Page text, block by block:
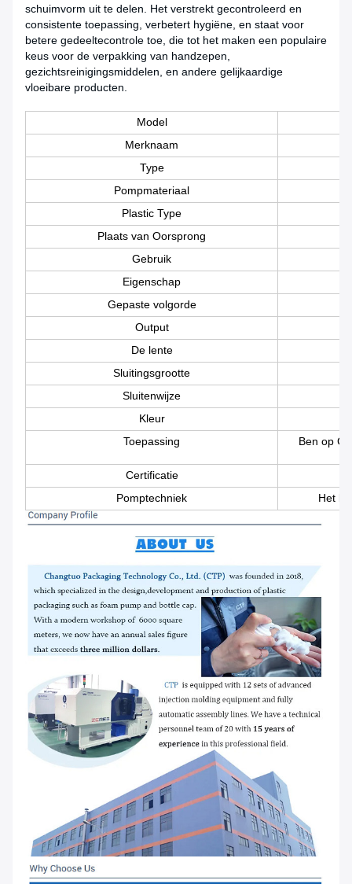
schuimvorm uit te delen. Het verstrekt gecontroleerd en
consistente toepassing, verbetert hygiëne, en staat voor
betere gedeeltecontrole toe, die tot het maken een populaire
keus voor de verpakking van handzepen,
gezichtsreinigingsmiddelen, en andere gelijkaardige
vloeibare producten.
Model
Merknaam
Type
Pompmateriaal
Plastic Type
Plaats van Oorsprong
Gebruik
Eigenschap
Gepaste volgorde
Output
De lente
Sluitingsgrootte
Sluitenwijze
Kleur
Toepassing
Ben op
Certificatie
Pomptechniek
Het